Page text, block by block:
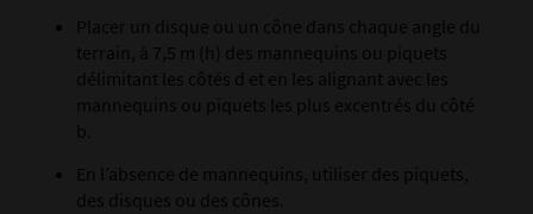
Placer un disque ou un cône dans chaque angle du
terrain, à 7,5 m (h) des mannequins ou piquets
délimitant les côtés d et en les alignant avec les
mannequins ou piquets les plus excentrés du côté
b.
En l’absence de mannequins, utiliser des piquets,
des disques ou des cônes.